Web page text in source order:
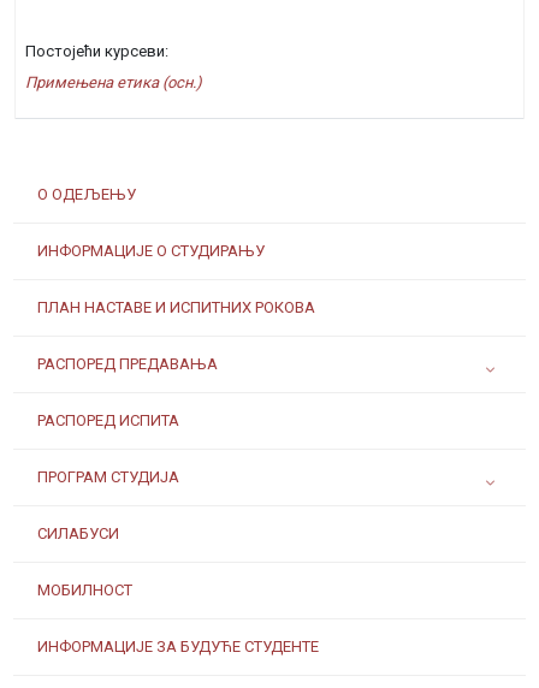
О ОДЕЉЕЊУ
ИНФОРМАЦИЈЕ О СТУДИРАЊУ
ПЛАН НАСТАВЕ И ИСПИТНИХ РОКОВА
РАСПОРЕД ПРЕДАВАЊА
РАСПОРЕД ИСПИТА
ПРОГРАМ СТУДИЈА
СИЛАБУСИ
МОБИЛНОСТ
ИНФОРМАЦИЈЕ ЗА БУДУЋЕ СТУДЕНТЕ
Постојећи курсеви:
Примењена етика (осн.)